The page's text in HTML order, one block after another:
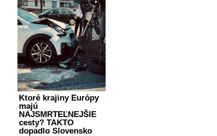
Ktoré krajiny Európy
majú
NAJSMRTEĽNEJŠIE
cesty? TAKTO
dopadlo Slovensko